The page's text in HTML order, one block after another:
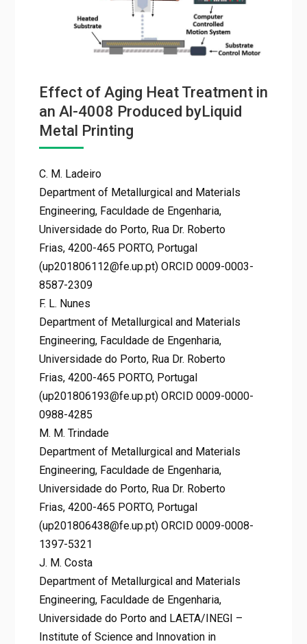
Effect of Aging Heat Treatment in
an Al-4008 Produced byLiquid
Metal Printing
C. M. Ladeiro
Department of Metallurgical and Materials
Engineering, Faculdade de Engenharia,
Universidade do Porto, Rua Dr. Roberto
Frias, 4200-465 PORTO, Portugal
(up201806112@fe.up.pt) ORCID 0009-0003-
8587-2309
F. L. Nunes
Department of Metallurgical and Materials
Engineering, Faculdade de Engenharia,
Universidade do Porto, Rua Dr. Roberto
Frias, 4200-465 PORTO, Portugal
(up201806193@fe.up.pt) ORCID 0009-0000-
0988-4285
M. M. Trindade
Department of Metallurgical and Materials
Engineering, Faculdade de Engenharia,
Universidade do Porto, Rua Dr. Roberto
Frias, 4200-465 PORTO, Portugal
(up201806438@fe.up.pt) ORCID 0009-0008-
1397-5321
J. M. Costa
Department of Metallurgical and Materials
Engineering, Faculdade de Engenharia,
Universidade do Porto and LAETA/INEGI –
Institute of Science and Innovation in